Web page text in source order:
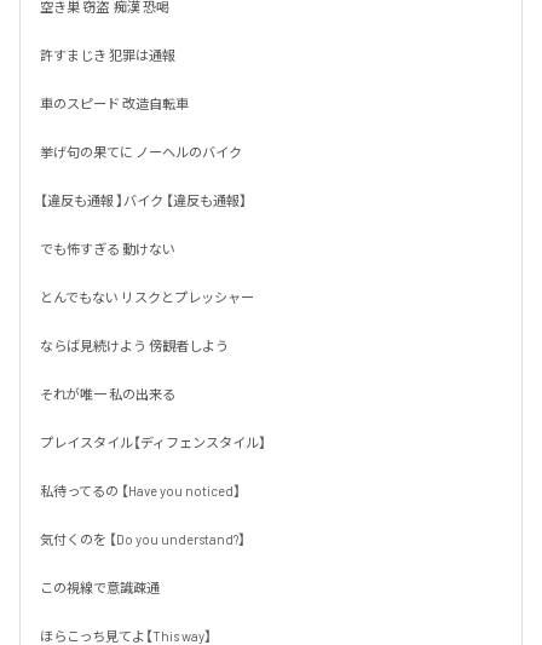
空き巣 窃盗  痴漢 恐喝
許すまじき 犯罪は通報
車のスピード 改造自転車
挙げ句の果てに ノーヘルのバイク
【違反も通報 】バイク 【違反も通報】
でも怖すぎる 動けない
とんでもない リスクとプレッシャー
ならば見続けよう 傍観者しよう
それが唯一 私の出来る
プレイスタイル【ディフェンスタイル】
私待ってるの 【Have you noticed】
気付くのを 【Do you understand?】
この視線で意識疎通
ほらこっち見てよ【This way】